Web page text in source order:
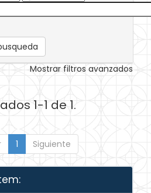
Mostrar filtros avanzados
1-1 de 1.
1 Siguiente